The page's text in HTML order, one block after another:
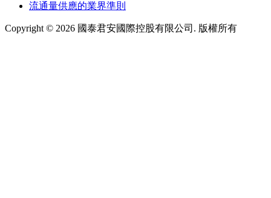
流通量供應的業界準則
Copyright © 2026 國泰君安國際控股有限公司. 版權所有